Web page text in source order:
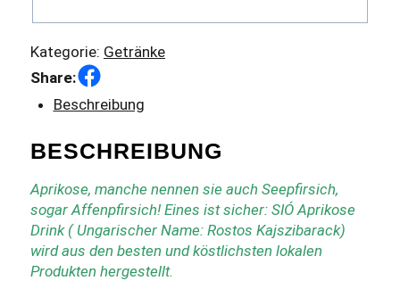
Kategorie: Getränke
Share:
Beschreibung
BESCHREIBUNG
Aprikose, manche nennen sie auch Seepfirsich,
sogar Affenpfirsich! Eines ist sicher: SIÓ Aprikose
Drink ( Ungarischer Name: Rostos Kajszibarack)
wird aus den besten und köstlichsten lokalen
Produkten hergestellt.